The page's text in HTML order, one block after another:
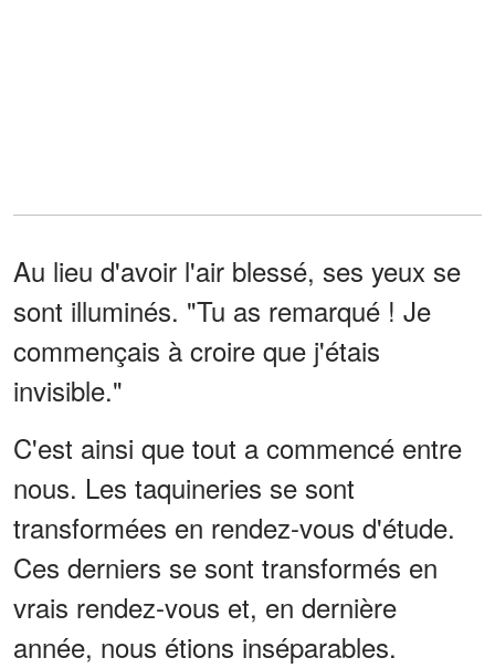
Au lieu d'avoir l'air blessé, ses yeux se
sont illuminés. "Tu as remarqué ! Je
commençais à croire que j'étais
invisible."
C'est ainsi que tout a commencé entre
nous. Les taquineries se sont
transformées en rendez-vous d'étude.
Ces derniers se sont transformés en
vrais rendez-vous et, en dernière
année, nous étions inséparables.